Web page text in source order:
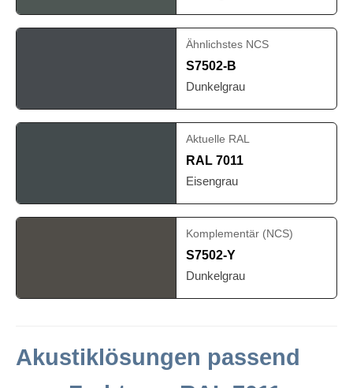
Ähnlichstes NCS
S7502-B
Dunkelgrau
Aktuelle RAL
RAL 7011
Eisengrau
Komplementär (NCS)
S7502-Y
Dunkelgrau
Akustiklösungen passend